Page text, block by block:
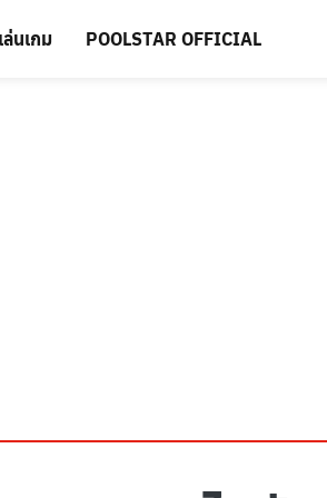
เล่นเกม POOLSTAR OFFICIAL